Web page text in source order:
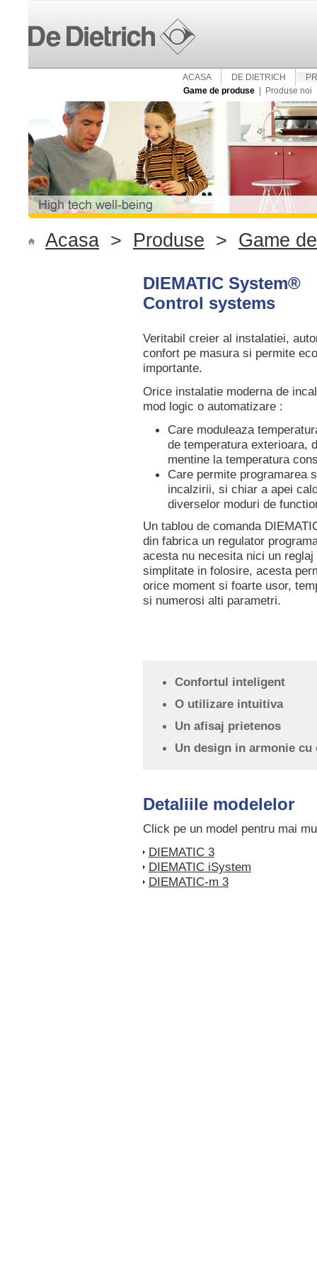
ACASA DE DIETRICH
Game de produse| Produse noi
Acasa > Produse > Game
DIEMATIC System®
Control systems
Veritabil creier al instalatiei,
confort pe masura si permite
importante.
Orice instalatie moderna de
mod logic o automatizare :
Care moduleaza
de temperatura exterioara,
mentine la temperatura
Care permite programarea
incalzirii, si chiar a apei
diverselor moduri de
Un tablou de comanda
din fabrica un regulator
acesta nu necesita nici un
simplitate in folosire, acesta
orice moment si foarte usor,
si numerosi alti parametri.
Confortul inteligent
O utilizare intuitiva
Un afisaj prietenos
Un design in armonie cu
Detaliile modelelor
Click pe un model pentru mai
DIEMATIC 3
DIEMATIC iSystem
DIEMATIC-m 3